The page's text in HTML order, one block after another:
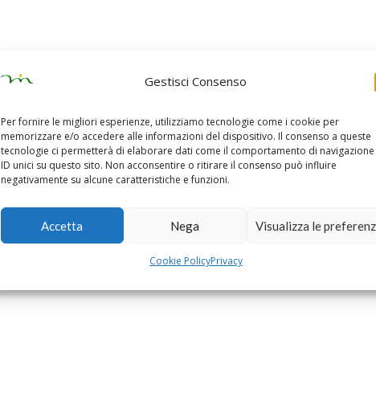
Gestisci Consenso
Per fornire le migliori esperienze, utilizziamo tecnologie come i cookie per
memorizzare e/o accedere alle informazioni del dispositivo. Il consenso a queste
tecnologie ci permetterà di elaborare dati come il comportamento di
ID unici su questo sito. Non acconsentire o ritirare il consenso può influire
negativamente su alcune caratteristiche e funzioni.
Accetta Nega Visualizza le
Cookie PolicyPrivacy